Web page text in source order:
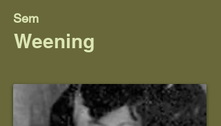
Weening
Sem